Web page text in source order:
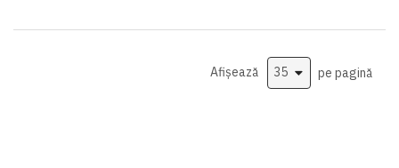
Afișează pe pagină